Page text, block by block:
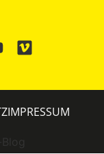
IMPRESSUM